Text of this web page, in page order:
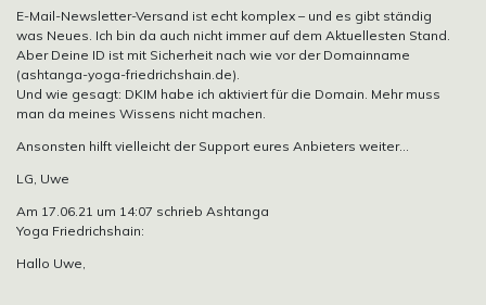
E-Mail-Newsletter-Versand ist echt komplex – und es gibt ständig
was Neues. Ich bin da auch nicht immer auf dem Aktuellesten Stand.
Aber Deine ID ist mit Sicherheit nach wie vor der Domainname
(ashtanga-yoga-friedrichshain.de).
Und wie gesagt: DKIM habe ich aktiviert für die Domain. Mehr muss
man da meines Wissens nicht machen.
Ansonsten hilft vielleicht der Support eures Anbieters weiter…
LG, Uwe
Am 17.06.21 um 14:07 schrieb Ashtanga
Yoga Friedrichshain:
Hallo Uwe,